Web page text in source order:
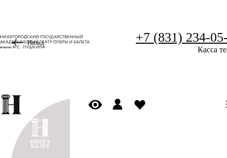
+7 (831) 234-
Касса
Назад